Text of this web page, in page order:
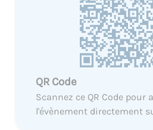
QR Code
Scannez ce QR Code pour
l'évènement directement